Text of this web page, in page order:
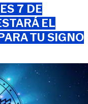
7 DE
EL
TU SIGNO